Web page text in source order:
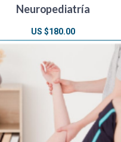
Neuropediatría
US $180.00